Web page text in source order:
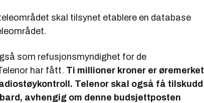
skal tilsynet etablere en database
som refusjonsmyndighet for de
har fått. Ti millioner kroner er øremerket
. Telenor skal også få tilskudd
avhengig om denne budsjettposten